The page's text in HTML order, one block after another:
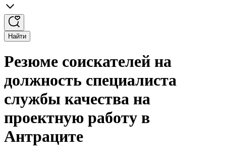
Найти
Резюме соискателей на
должность специалиста
службы качества на
проектную работу в
Антраците